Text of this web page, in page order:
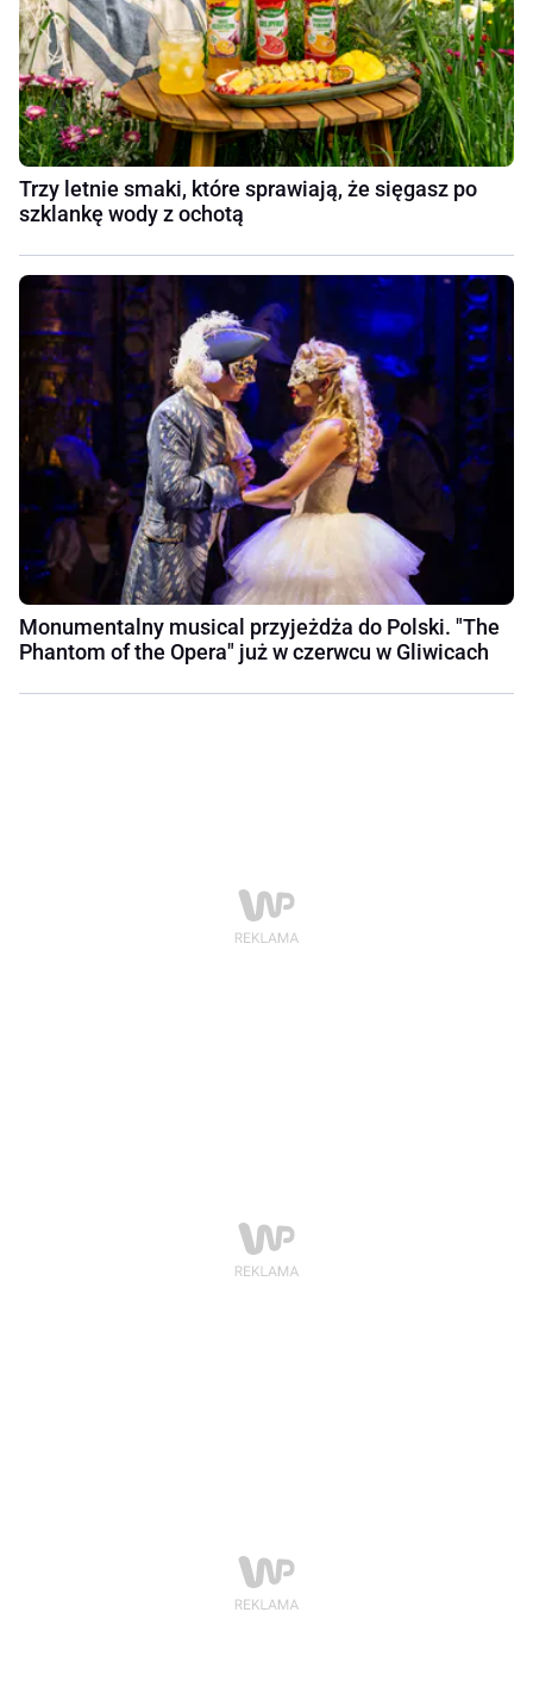
Trzy letnie smaki, które sprawiają, że sięgasz po
szklankę wody z ochotą
Monumentalny musical przyjeżdża do Polski. "The
Phantom of the Opera" już w czerwcu w Gliwicach